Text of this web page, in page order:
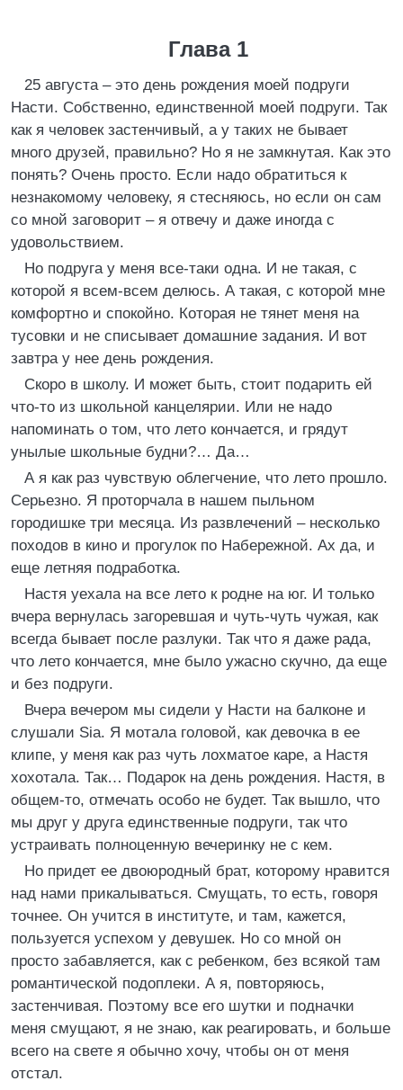
Глава 1
25 августа – это день рождения моей подруги
Насти. Собственно, единственной моей подруги. Так
как я человек застенчивый, а у таких не бывает
много друзей, правильно? Но я не замкнутая. Как это
понять? Очень просто. Если надо обратиться к
незнакомому человеку, я стесняюсь, но если он сам
со мной заговорит – я отвечу и даже иногда с
удовольствием.
Но подруга у меня все-таки одна. И не такая, с
которой я всем-всем делюсь. А такая, с которой мне
комфортно и спокойно. Которая не тянет меня на
тусовки и не списывает домашние задания. И вот
завтра у нее день рождения.
Скоро в школу. И может быть, стоит подарить ей
что-то из школьной канцелярии. Или не надо
напоминать о том, что лето кончается, и грядут
унылые школьные будни?… Да…
А я как раз чувствую облегчение, что лето прошло.
Серьезно. Я проторчала в нашем пыльном
городишке три месяца. Из развлечений – несколько
походов в кино и прогулок по Набережной. Ах да, и
еще летняя подработка.
Настя уехала на все лето к родне на юг. И только
вчера вернулась загоревшая и чуть-чуть чужая, как
всегда бывает после разлуки. Так что я даже рада,
что лето кончается, мне было ужасно скучно, да еще
и без подруги.
Вчера вечером мы сидели у Насти на балконе и
слушали Sia. Я мотала головой, как девочка в ее
клипе, у меня как раз чуть лохматое каре, а Настя
хохотала. Так… Подарок на день рождения. Настя, в
общем-то, отмечать особо не будет. Так вышло, что
мы друг у друга единственные подруги, так что
устраивать полноценную вечеринку не с кем.
Но придет ее двоюродный брат, которому нравится
над нами прикалываться. Смущать, то есть, говоря
точнее. Он учится в институте, и там, кажется,
пользуется успехом у девушек. Но со мной он
просто забавляется, как с ребенком, без всякой там
романтической подоплеки. А я, повторяюсь,
застенчивая. Поэтому все его шутки и подначки
меня смущают, я не знаю, как реагировать, и больше
всего на свете я обычно хочу, чтобы он от меня
отстал.